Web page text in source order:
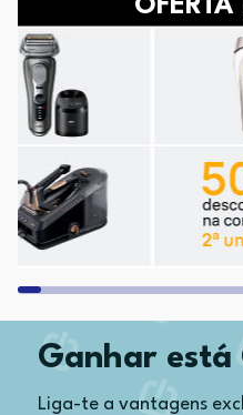
Ganhar está
Liga-te a vantagens